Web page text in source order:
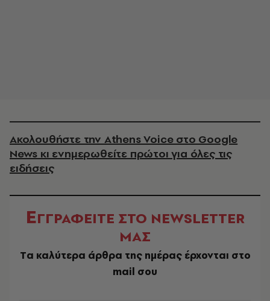
Ακολουθήστε την Athens Voice στο Google
News κι ενημερωθείτε πρώτοι για όλες τις
ειδήσεις
ΕΓΓΡΑΦΕΙΤΕ ΣΤΟ NEWSLETTER
ΜΑΣ
Tα καλύτερα άρθρα της ημέρας έρχονται στο
mail σου